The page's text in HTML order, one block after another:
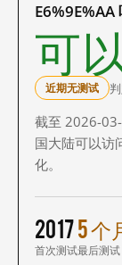
E6%9E%AA
可以
近期无测试
截至 2026-
国大陆可以访
化。
2017
首次测试
5 个
最后测试